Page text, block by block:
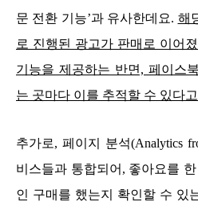
문 전환 기능’과 유사한데요. 해
로 진행된 광고가 판매로 이어
기능을 제공하는 반면, 페이스
는 곳마다 이를 추적할 수 있다
추가로, 페이지 분석(Analytics
비스들과 통합되어, 좋아요를
인 구매를 했는지 확인할 수 있